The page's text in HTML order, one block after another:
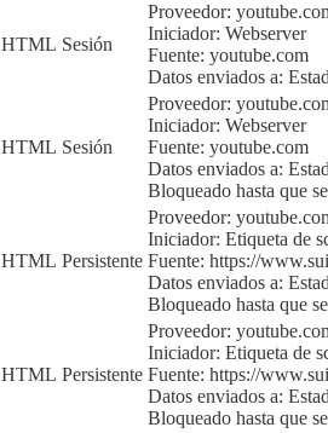
HTML Sesión
Proveedor:
Iniciador: Webserver
Fuente: youtube.com
Datos enviados a:
HTML Sesión
Proveedor:
Iniciador: Webserver
Fuente: youtube.com
Datos enviados a:
Bloqueado hasta que
HTML Persistente
Proveedor:
Iniciador: Etiqueta de
Fuente: https://
Datos enviados a:
Bloqueado hasta que
HTML Persistente
Proveedor:
Iniciador: Etiqueta de
Fuente: https://
Datos enviados a:
Bloqueado hasta que